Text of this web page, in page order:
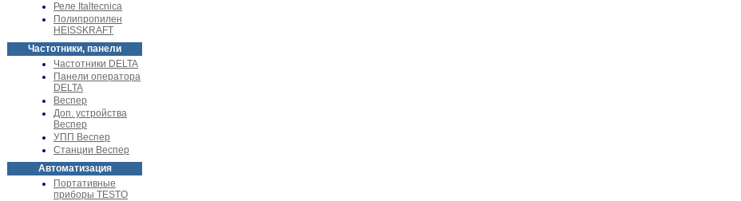
Реле Italtecnica
Полипропилен
HEISSKRAFT
Частотники, панели
Частотники DELTA
Панели оператора
DELTA
Веспер
Доп. устройства
Веспер
УПП Веспер
Станции Веспер
Автоматизация
Портативные
приборы TESTO